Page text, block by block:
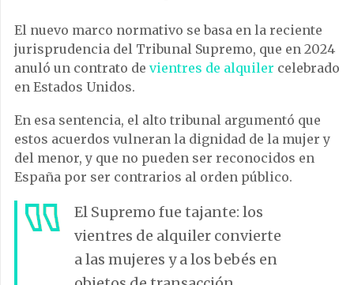
El nuevo marco normativo se basa en la reciente
jurisprudencia del Tribunal Supremo, que en 2024
anuló un contrato de vientres de alquiler celebrado
en Estados Unidos.
En esa sentencia, el alto tribunal argumentó que
estos acuerdos vulneran la dignidad de la mujer y
del menor, y que no pueden ser reconocidos en
España por ser contrarios al orden público.
El Supremo fue tajante: los
vientres de alquiler convierte
a las mujeres y a los bebés en